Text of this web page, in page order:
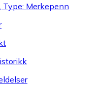
Type: Merkepenn